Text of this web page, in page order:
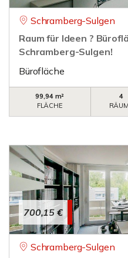
Schramberg-Sulgen
Raum für Ideen ?
Schramberg-Sulgen!
Bürofläche
99,94 m²
FLÄCHE
4
700,15 €
Schramberg-Sulgen